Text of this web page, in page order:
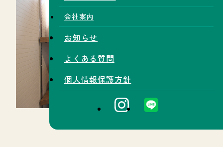
会社案内
お知らせ
よくある質問
個人情報保護方針